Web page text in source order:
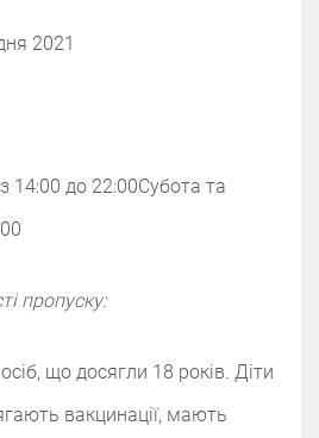
2021
14:00 до 22:00‌‌Субота та
пропуску:
що досягли 18 років. Діти
вакцинації, мають